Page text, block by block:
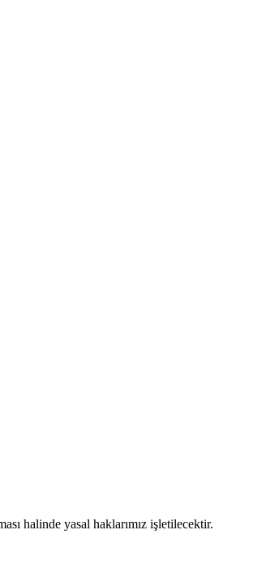
halinde yasal haklarımız işletilecektir.